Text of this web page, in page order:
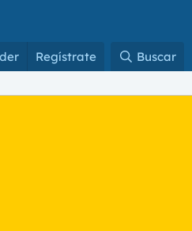
Regístrate Buscar